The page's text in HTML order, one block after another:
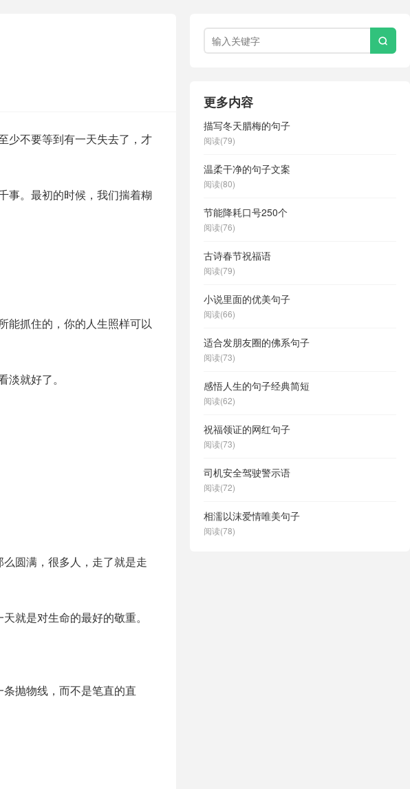
少不要等到有一天失去了，才
事。最初的时候，我们揣着糊
能抓住的，你的人生照样可以
就好了。
圆满，很多人，走了就是走
就是对生命的最好的敬重。
抛物线，而不是笔直的直

更多内容
描写冬天腊梅的句子
阅读(79)
温柔干净的句子文案
阅读(80)
节能降耗口号250个
阅读(76)
古诗春节祝福语
阅读(79)
小说里面的优美句子
阅读(66)
适合发朋友圈的佛系句子
阅读(73)
感悟人生的句子经典简短
阅读(62)
祝福领证的网红句子
阅读(73)
司机安全驾驶警示语
阅读(72)
相濡以沫爱情唯美句子
阅读(78)